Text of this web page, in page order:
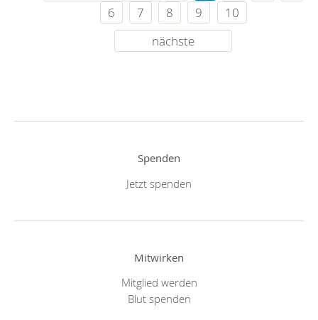
6
7 8 9
10
nächste
Spenden
Jetzt spenden
Mitwirken
Mitglied werden
Blut spenden